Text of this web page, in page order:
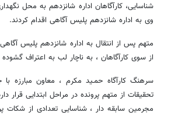
شناسایی، کارآگاهان اداره شانزدهم به محل
وی به اداره شانزدهم پلیس آگاهی اقدام کردند.
متهم پس از انتقال به اداره شانزدهم پلیس
از سوی کارآگاهان ، به ناچار لب به اعتراف گشوده
سرهنگ کارآگاه حمـید مکرم ، معاون مبارزه
تحقیقات از متهم پرونده در مراحل ابتدایی قرار
مجرمین سابقه دار ، شناسایی تعدادی از شکات